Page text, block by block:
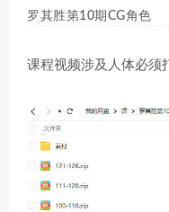
罗其胜第10期CG角色
课程视频涉及人体必须